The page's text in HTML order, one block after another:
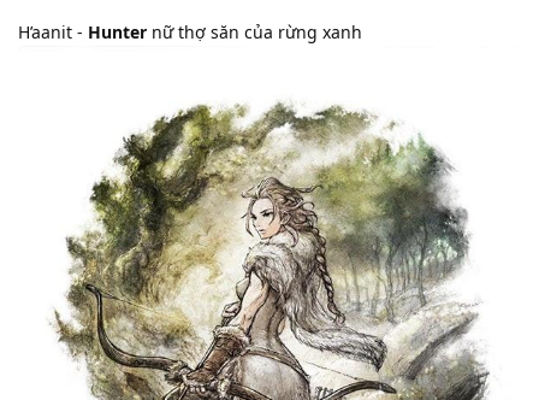
H’aanit - Hunter nữ thợ săn của rừng xanh